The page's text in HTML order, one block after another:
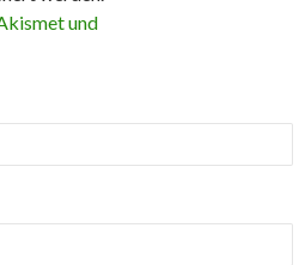
und